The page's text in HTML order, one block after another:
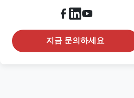
지금 문의하세요